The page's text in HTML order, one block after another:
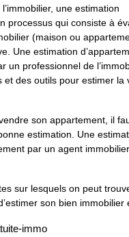
une estimation
processus qui consiste à
(maison ou
Une estimation
un professionnel de
et des outils pour estimer la
son appartement, il
estimation. Une
par un agent
sur lesquels on peut
son bien immobilier
immo